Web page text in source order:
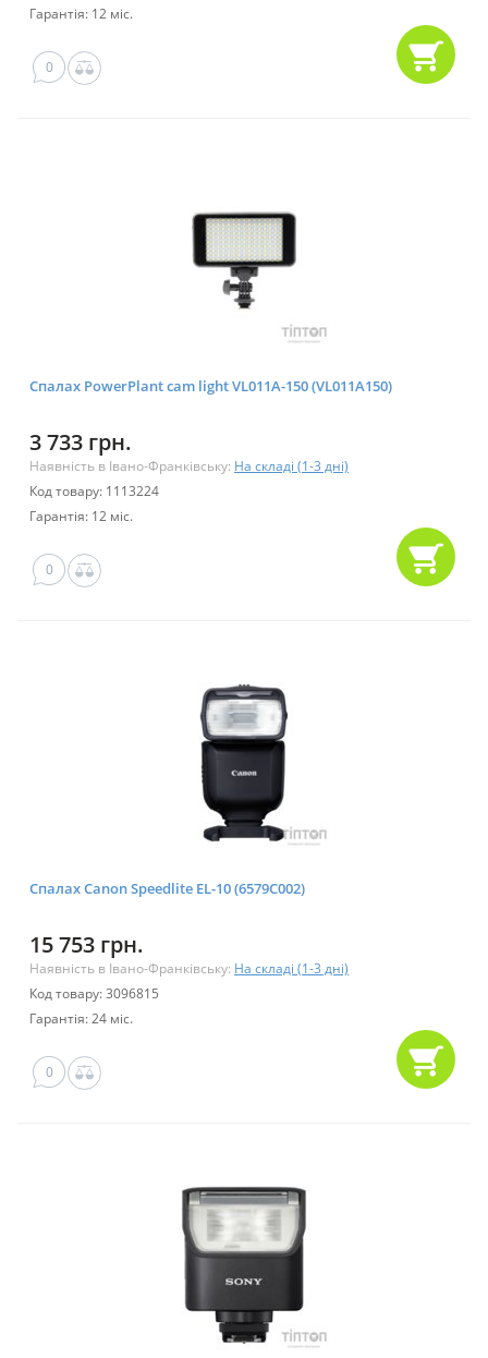
Гарантія: 12 міс.
0
Спалах PowerPlant cam light VL011A-150 (VL011A150)
3 733 грн.
Наявність в Івано-Франківську: На складі (1-3 дні)
Код товару: 1113224
Гарантія: 12 міс.
0
Спалах Canon Speedlite EL-10 (6579C002)
15 753 грн.
Наявність в Івано-Франківську: На складі (1-3 дні)
Код товару: 3096815
Гарантія: 24 міс.
0